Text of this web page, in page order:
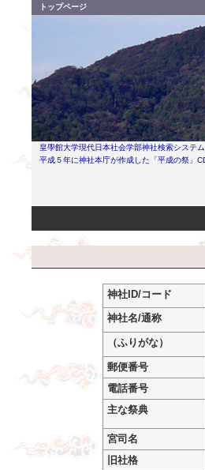
トップページ
皇學館大学現代日本社会学部神社検索システ
平成５年に神社本庁が作成した「平成の祭」
神社ID/コード
神社名/通称
（ふりがな）
郵便番号
電話番号
主な祭典
宮司名
旧社格